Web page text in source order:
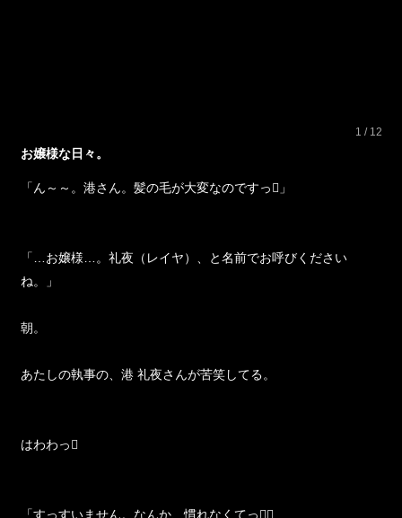
1 / 12
お嬢様な日々。
「ん～～。港さん。髪の毛が大変なのですっ」
「…お嬢様…。礼夜（レイヤ）、と名前でお呼びください
ね。」
朝。
あたしの執事の、港 礼夜さんが苦笑してる。
はわわっ
「すっすいません。なんか、慣れなくてっ」